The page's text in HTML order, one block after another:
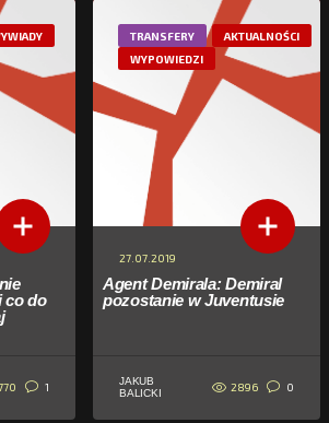
co do
1
TRANSFERY
AKTUALNOŚCI
WYPOWIEDZI
27.07.2019
Agent Demirala: Demiral
pozostanie w Juventusie
JAKUB
BALICKI
2896 0